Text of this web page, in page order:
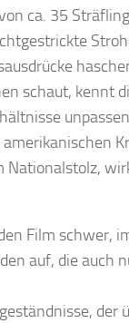
ca. 35
schaut, kennt
Film schwer,
auf, die auch
der